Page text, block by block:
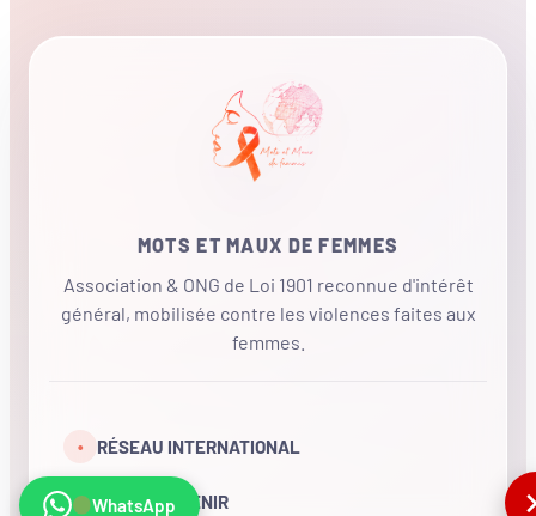
MOTS ET MAUX DE FEMMES
Association & ONG de Loi 1901 reconnue d'intérêt
général, mobilisée contre les violences faites aux
femmes.
• RÉSEAU INTERNATIONAL
NOUS SOUTENIR
WhatsApp